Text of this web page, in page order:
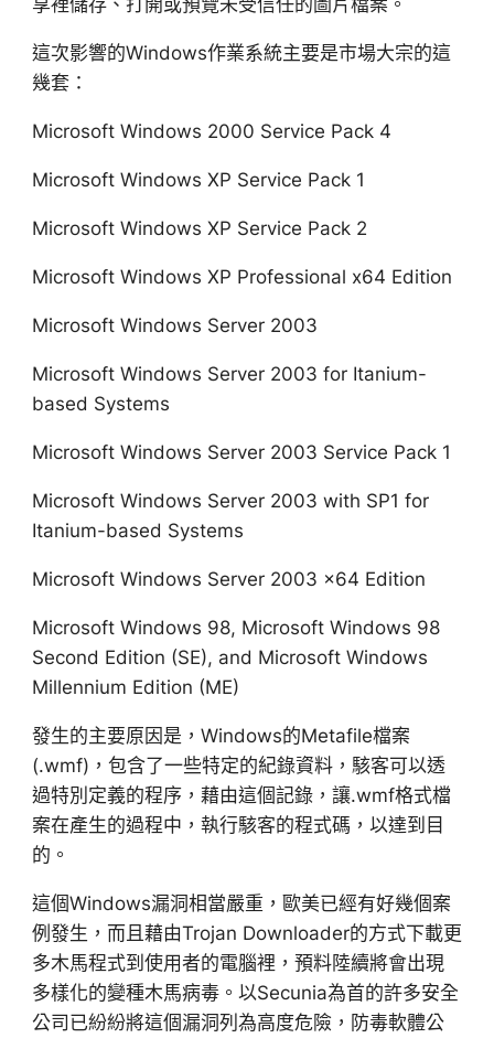
這次影響的Windows作業系統主要是市場大宗的這
幾套：
Microsoft Windows 2000 Service Pack 4
Microsoft Windows XP Service Pack 1
Microsoft Windows XP Service Pack 2
Microsoft Windows XP Professional x64 Edition
Microsoft Windows Server 2003
Microsoft Windows Server 2003 for Itanium-
based Systems
Microsoft Windows Server 2003 Service Pack 1
Microsoft Windows Server 2003 with SP1 for
Itanium-based Systems
Microsoft Windows Server 2003 x64 Edition
Microsoft Windows 98, Microsoft Windows 98
Second Edition (SE), and Microsoft Windows
Millennium Edition (ME)
發生的主要原因是，Windows的Metafile檔案
(.wmf)，包含了一些特定的紀錄資料，駭客可以透
過特別定義的程序，藉由這個記錄，讓.wmf格式檔
案在產生的過程中，執行駭客的程式碼，以達到目
的。
這個Windows漏洞相當嚴重，歐美已經有好幾個案
例發生，而且藉由Trojan Downloader的方式下載更
多木馬程式到使用者的電腦裡，預料陸續將會出現
多樣化的變種木馬病毒。以Secunia為首的許多安全
公司已紛紛將這個漏洞列為高度危險，防毒軟體公